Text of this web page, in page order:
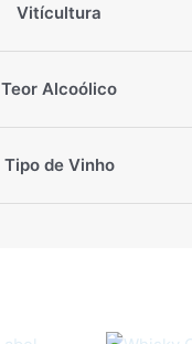
Vitícultura
Teor Alcoólico
Tipo de Vinho